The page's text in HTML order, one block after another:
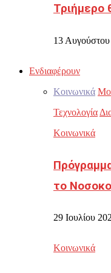
Τριήμερο
13
Ενδιαφέρουν
Κοινωνικά
Τεχνολογία
Κοινωνικά
το
29 Ιουλίου
Κοινωνικά